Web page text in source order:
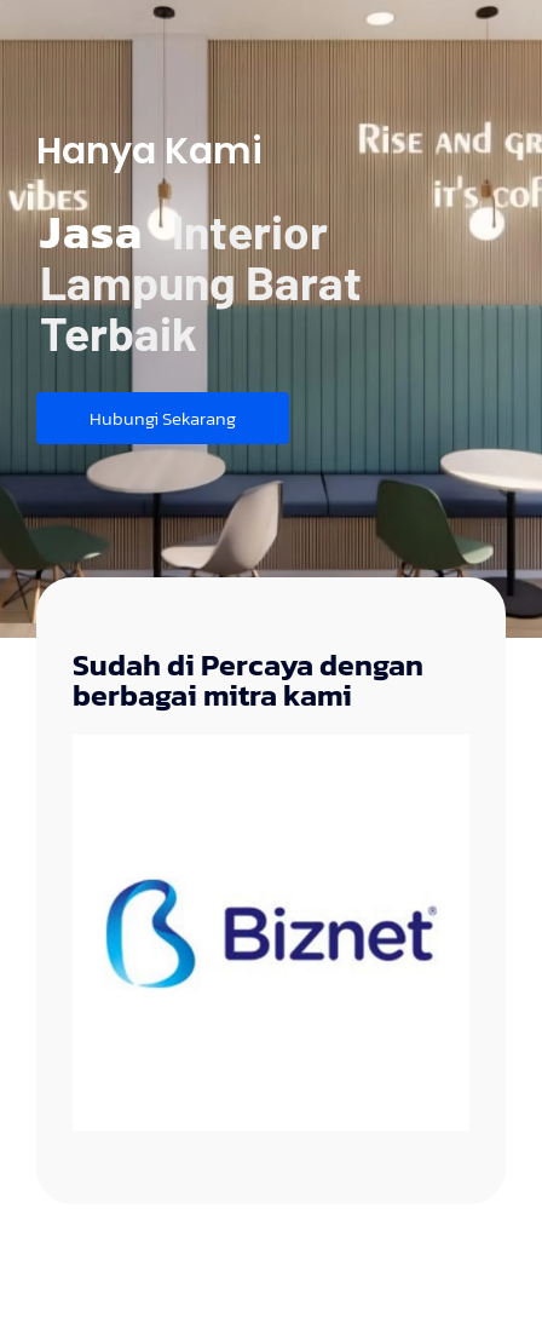
Hanya Kami
Jasa Interior
Lampung Barat
Terbaik
Hubungi Sekarang
Sudah di Percaya dengan
berbagai mitra kami